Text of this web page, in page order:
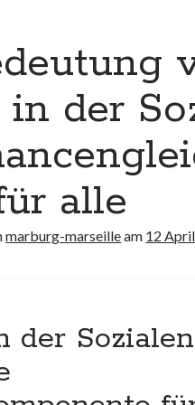
der
alle
marburg-marseilleam 12
der Sozialen